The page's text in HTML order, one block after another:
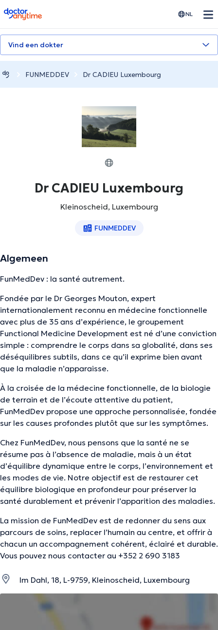
doctoranytime NL
Vind een dokter
FUNMEDDEV Dr CADIEU Luxembourg
Dr CADIEU Luxembourg
Kleinoscheid, Luxembourg
FUNMEDDEV
Algemeen
FunMedDev : la santé autrement.
Fondée par le Dr Georges Mouton, expert
internationalement reconnu en médecine fonctionnelle
avec plus de 35 ans d’expérience, le groupement
Functional Medicine Development est né d’une conviction
simple : comprendre le corps dans sa globalité, dans ses
déséquilibres subtils, dans ce qu’il exprime bien avant
que la maladie n’apparaisse.
À la croisée de la médecine fonctionnelle, de la biologie
de terrain et de l’écoute attentive du patient,
FunMedDev propose une approche personnalisée, fondée
sur les causes profondes plutôt que sur les symptômes.
Chez FunMedDev, nous pensons que la santé ne se
résume pas à l’absence de maladie, mais à un état
d’équilibre dynamique entre le corps, l’environnement et
les modes de vie. Notre objectif est de restaurer cet
équilibre biologique en profondeur pour préserver la
santé durablement et prévenir l’apparition des maladies.
La mission de FunMedDev est de redonner du sens aux
parcours de soins, replacer l’humain au centre, et offrir à
chacun un accompagnement cohérent, éclairé et durable.
Vous pouvez nous contacter au +352 2 690 3183‬
Im Dahl, 18, L-9759, Kleinoscheid, Luxembourg